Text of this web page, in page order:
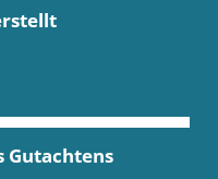
Gutachtens